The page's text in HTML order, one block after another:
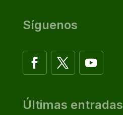
Síguenos
Últimas entradas